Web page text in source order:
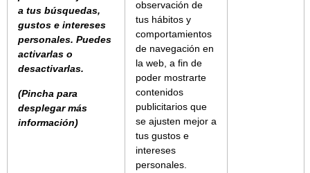
a tus búsquedas,
gustos e intereses
personales. Puedes
activarlas o
desactivarlas.
(Pincha para
desplegar más
información)
observación de
tus hábitos y
comportamientos
de navegación en
la web, a fin de
poder mostrarte
contenidos
publicitarios que
se ajusten mejor a
tus gustos e
intereses
personales.